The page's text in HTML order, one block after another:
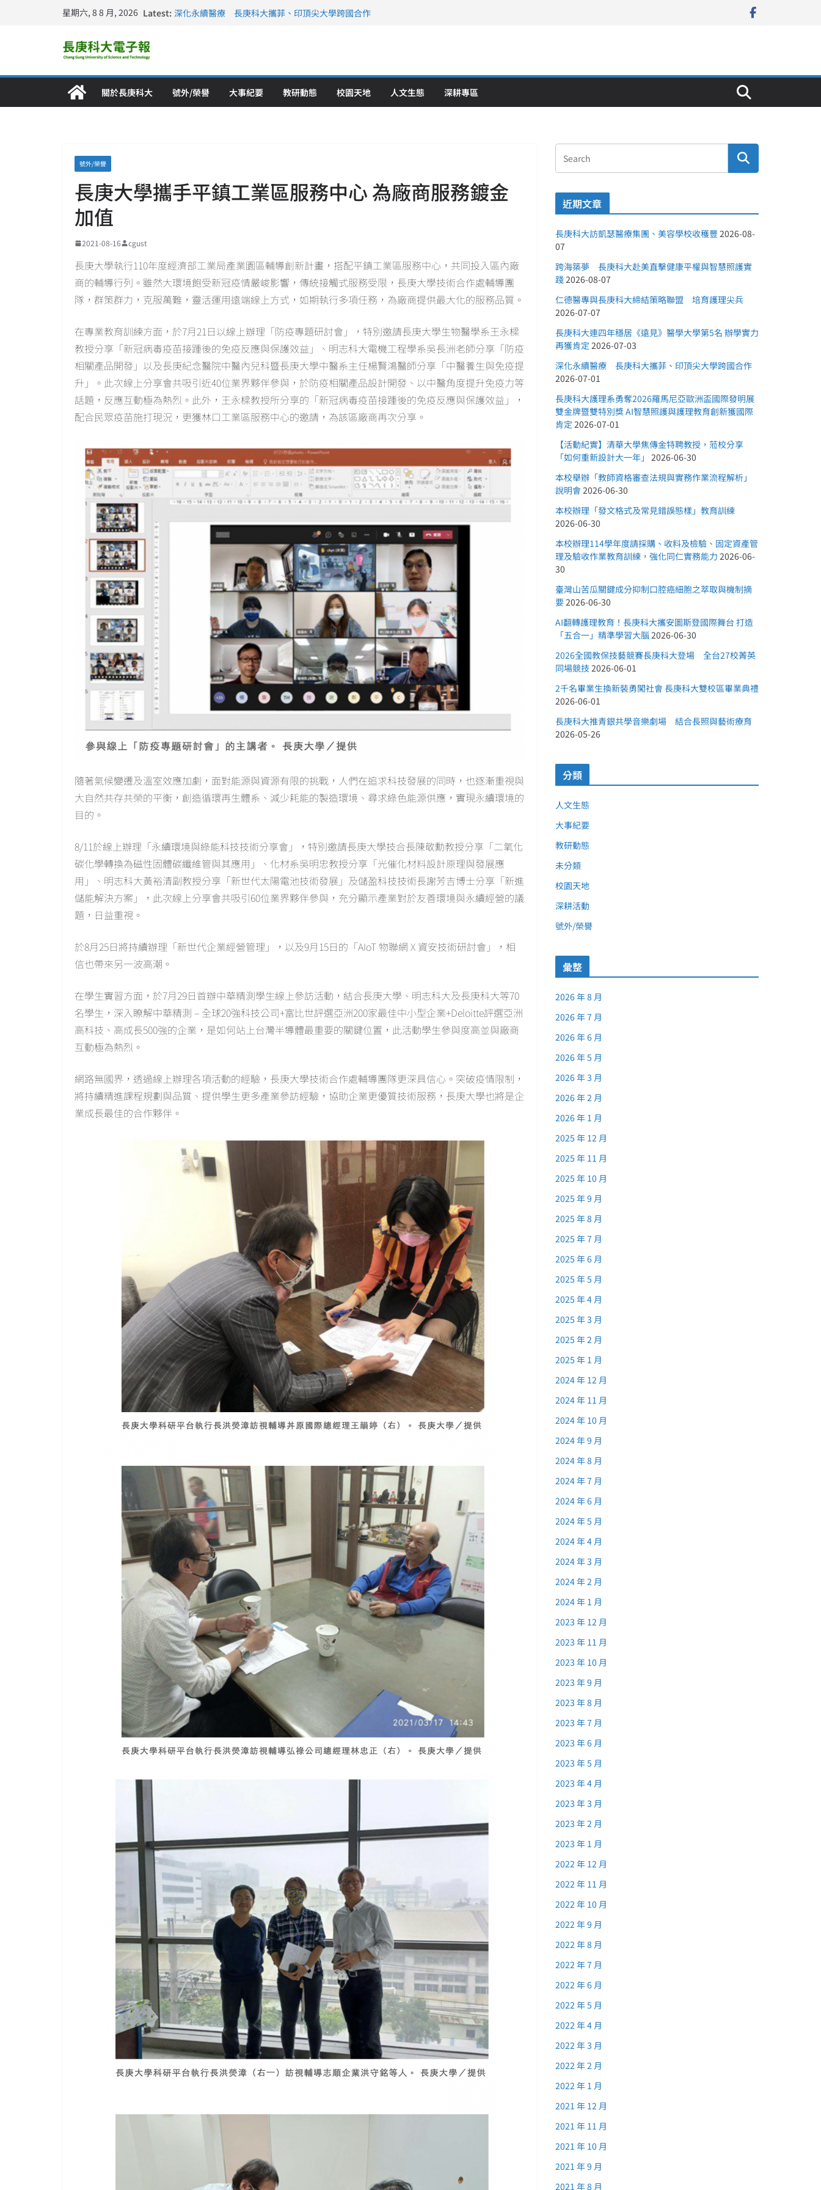
星期六, 8 8 月, 2026 Latest: 深化永續醫療 長庚科大攜菲、印頂尖大學跨國合作
關於長庚科大 號外/榮譽 大事紀要 教研動態 校園天地 人文生態 深耕專區
號外/榮譽
長庚大學攜手平鎮工業區服務中心 為廠商服務鍍金
加值
2021-08-16 cgust
長庚大學執行110年度經濟部工業局產業園區輔導創新計畫，搭配平鎮工業區服務中心，共同投入區內廠
商的輔導行列。雖然大環境飽受新冠疫情嚴峻影響，傳統接觸式服務受限，長庚大學技術合作處輔導團
隊，群策群力，克服萬難，靈活運用遠端線上方式，如期執行多項任務，為廠商提供最大化的服務品質。
在專業教育訓練方面，於7月21日以線上辦理「防疫專題研討會」，特別邀請長庚大學生物醫學系王永樑
教授分享「新冠病毒疫苗接踵後的免疫反應與保護效益」、明志科大電機工程學系吳長洲老師分享「防疫
相關產品開發」以及長庚紀念醫院中醫內兒科暨長庚大學中醫系主任楊賢鴻醫師分享「中醫養生與免疫提
升」。此次線上分享會共吸引近40位業界夥伴參與，於防疫相關產品設計開發、以中醫角度提升免疫力等
話題，反應互動極為熱烈。此外，王永樑教授所分享的「新冠病毒疫苗接踵後的免疫反應與保護效益」，
配合民眾疫苗施打現況，更獲林口工業區服務中心的邀請，為該區廠商再次分享。
隨著氣候變遷及溫室效應加劇，面對能源與資源有限的挑戰，人們在追求科技發展的同時，也逐漸重視與
大自然共存共榮的平衡，創造循環再生體系、減少耗能的製造環境、尋求綠色能源供應，實現永續環境的
目的。
8/11於線上辦理「永續環境與綠能科技技術分享會」，特別邀請長庚大學技合長陳敬勳教授分享「二氧化
碳化學轉換為磁性固體碳纖維管與其應用」、化材系吳明忠教授分享「光催化材料設計原理與發展應
用」、明志科大黃裕清副教授分享「新世代太陽電池技術發展」及儲盈科技技術長謝芳吉博士分享「新進
儲能解決方案」，此次線上分享會共吸引60位業界夥伴參與，充分顯示產業對於友善環境與永續經營的議
題，日益重視。
於8月25日將持續辦理「新世代企業經營管理」，以及9月15日的「AIoT 物聯網 X 資安技術研討會」，相
信也帶來另一波高潮。
在學生實習方面，於7月29日首辦中華精測學生線上參訪活動，結合長庚大學、明志科大及長庚科大等70
名學生，深入瞭解中華精測 – 全球20強科技公司+富比世評選亞洲200家最佳中小型企業+Deloitte評選亞洲
高科技、高成長500強的企業，是如何站上台灣半導體最重要的關鍵位置，此活動學生參與度高並與廠商
互動極為熱烈。
網路無國界，透過線上辦理各項活動的經驗，長庚大學技術合作處輔導團隊更深具信心。突破疫情限制，
將持續精進課程規劃與品質、提供學生更多產業參訪經驗，協助企業更優質技術服務，長庚大學也將是企
業成長最佳的合作夥伴。
近期文章
長庚科大訪凱瑟醫療集團、美容學校收穫豐 2026-08-
07
跨海築夢 長庚科大赴美直擊健康平權與智慧照護實
踐2026-08-07
仁德醫專與長庚科大締結策略聯盟 培育護理尖兵
2026-07-07
長庚科大連四年穩居《遠見》醫學大學第5名 辦學實力
再獲肯定 2026-07-03
深化永續醫療 長庚科大攜菲、印頂尖大學跨國合作
2026-07-01
長庚科大護理系勇奪2026羅馬尼亞歐洲盃國際發明展
雙金牌暨雙特別獎 AI智慧照護與護理教育創新獲國際
肯定 2026-07-01
【活動紀實】清華大學焦傳金特聘教授，蒞校分享
「如何重新設計大一年」 2026-06-30
本校舉辦「教師資格審查法規與實務作業流程解析」
說明會2026-06-30
本校辦理「發文格式及常見錯誤態樣」教育訓練
2026-06-30
本校辦理114學年度請採購、收料及檢驗、固定資產管
理及驗收作業教育訓練，強化同仁實務能力 2026-06-
30
臺灣山苦瓜關鍵成分抑制口腔癌細胞之萃取與機制摘
要2026-06-30
AI翻轉護理教育！長庚科大攜安圖斯登國際舞台 打造
「五合一」精準學習大腦 2026-06-30
2026全國教保技藝競賽長庚科大登場 全台27校菁英
同場競技 2026-06-01
2千名畢業生換新裝勇闖社會 長庚科大雙校區畢業典禮
2026-06-01
長庚科大推青銀共學音樂劇場 結合長照與藝術療育
2026-05-26
分類
人文生態
大事紀要
教研動態
未分類
校園天地
深耕活動
號外/榮譽
彙整
2026 年 8 月
2026 年 7 月
2026 年 6 月
2026 年 5 月
2026 年 3 月
2026 年 2 月
2026 年 1 月
2025 年 12 月
2025 年 11 月
2025 年 10 月
2025 年 9 月
2025 年 8 月
2025 年 7 月
2025 年 6 月
2025 年 5 月
2025 年 4 月
2025 年 3 月
2025 年 2 月
2025 年 1 月
2024 年 12 月
2024 年 11 月
2024 年 10 月
2024 年 9 月
2024 年 8 月
2024 年 7 月
2024 年 6 月
2024 年 5 月
2024 年 4 月
2024 年 3 月
2024 年 2 月
2024 年 1 月
2023 年 12 月
2023 年 11 月
2023 年 10 月
2023 年 9 月
2023 年 8 月
2023 年 7 月
2023 年 6 月
2023 年 5 月
2023 年 4 月
2023 年 3 月
2023 年 2 月
2023 年 1 月
2022 年 12 月
2022 年 11 月
2022 年 10 月
2022 年 9 月
2022 年 8 月
2022 年 7 月
2022 年 6 月
2022 年 5 月
2022 年 4 月
2022 年 3 月
2022 年 2 月
2022 年 1 月
2021 年 12 月
2021 年 11 月
2021 年 10 月
2021 年 9 月
2021 年 8 月